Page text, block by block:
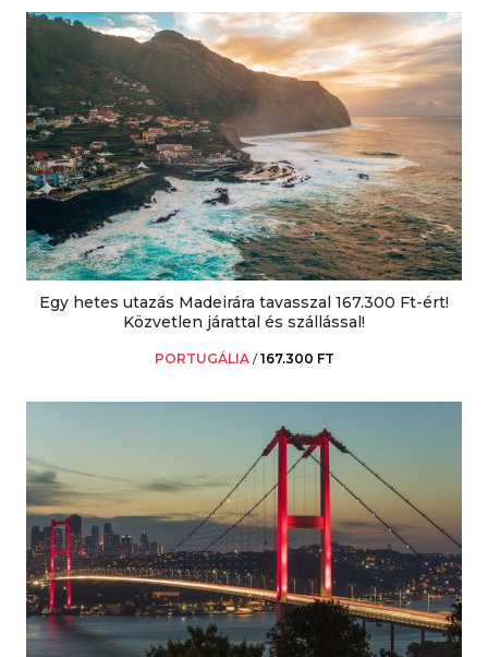
Egy hetes utazás Madeirára tavasszal 167.300 Ft-ért!
Közvetlen járattal és szállással!
PORTUGÁLIA /167.300 FT